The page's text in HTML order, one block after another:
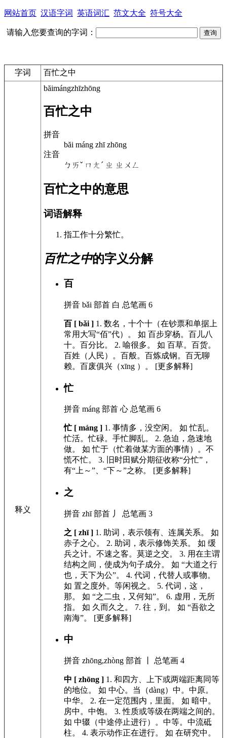
网站首页 汉语字词 英语词汇 范文大全 符号大全
请输入您要查询的字词：
字词 百忙之中
释义
băimángzhīzhōng
百忙之中
拼音
băi máng zhī zhōng
注音
ㄅㄞˇ ㄇㄤˊ ㄓ ㄓㄨㄥ
百忙之中的意思
词语解释
指工作十分繁忙。
百忙之中的字义分解
百
拼音 bǎi 部首 白 总笔画 6
百 [ bǎi ] 1. 数名，十个十（在钞票和单据上
常用大写“佰”代）。 如 百步穿杨。百儿八
十。百分比。
2. 喻很多。 如 百草。百货。
百姓（人民）。百般。百炼成钢。百无聊
赖。百废俱兴（xīng ）。
[更多解释]
忙
拼音 máng 部首 心 总笔画 6
忙 [ máng ] 1. 事情多，没空闲。 如 忙乱。
忙活。忙碌。手忙脚乱。
2. 急迫，急速地
做。 如 忙于（忙着做某方面的事情）。不
慌不忙。
3. 旧时田赋分期征收称“分忙”，
有“上～”、“下～”之称。 [更多解释]
之
拼音 zhī部首 丿 总笔画 3
之 [ zhī ] 1. 助词，表示领有、连属关系。 如
赤子之心。
2. 助词，表示修饰关系。 如 缓
兵之计。不速之客。莫逆之交。
3. 用在主谓
结构之间，使成为句子成分。 如 “大道之行
也，天下为公”。
4. 代词，代替人或事物。
如 置之度外。等闲视之。 5. 代词，这，
那。 如 “之二虫，又何知”。 6. 虚用，无所
指。 如 久而久之。 7. 往，到。 如 “吾欲之
南海”。
[更多解释]
中
拼音 zhōng,zhòng 部首 总笔画 4
中 [ zhōng ] 1. 和四方、上下或两端距离同等
的地位。 如 中心。当（dàng）中。中原。
中华。
2. 在一定范围内，里面。 如 暗中。
房中。中饱。
3. 性质或等级在两端之间的。
如 中辍（中途停止进行）。中等。中流砥
柱。
4. 表示动作正在进行。 如 在研究中。